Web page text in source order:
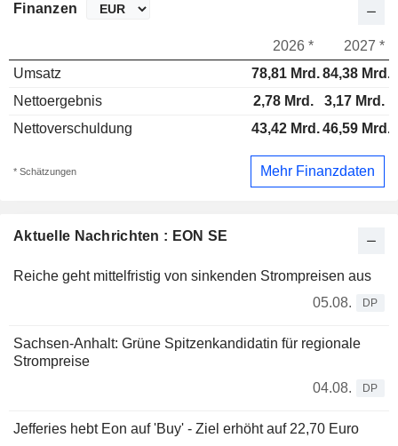
Aktuelle Nachrichten : EON SE
Reiche geht mittelfristig von sinkenden Strompreisen aus
05.08.
DP
Sachsen-Anhalt: Grüne Spitzenkandidatin für regionale
Strompreise
04.08.
DP
Jefferies hebt Eon auf 'Buy' - Ziel erhöht auf 22,70 Euro
Finanzen
2026 *
2027 *
Umsatz
78,81 Mrd.84,38 Mrd.
Nettoergebnis
2,78 Mrd.
3,17 Mrd.
Nettoverschuldung
43,42 Mrd.46,59 Mrd.
* Schätzungen Mehr Finanzdaten